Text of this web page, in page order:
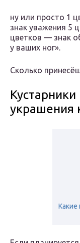
ну или просто 1
знак уважения 5
цветков — знак
у ваших ног».
Сколько
украшения